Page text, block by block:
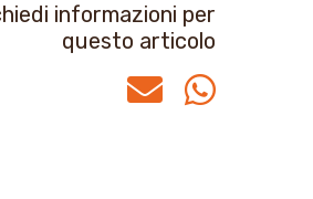
informazioni per
questo articolo